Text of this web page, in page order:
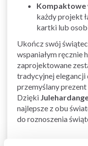
Kompaktowe
każdy projekt
kartki lub
Ukończ swój
wspaniałym ręcznie
zaprojektowane
tradycyjnej
przemyślany
Dzięki
najlepsze z obu
do roznoszenia